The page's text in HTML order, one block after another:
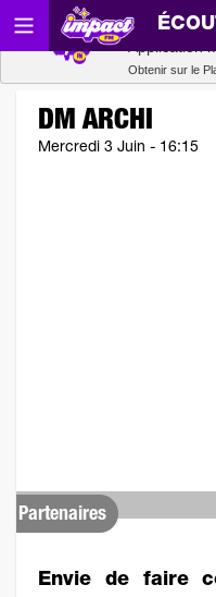
DM ARCHI
Mercredi 3 Juin - 16:15
Partenaires
Envie de faire
Radio
Obtenir sur le